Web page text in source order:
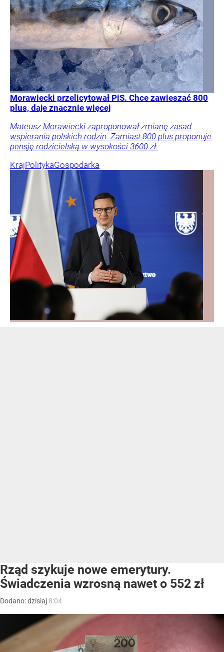
Morawiecki przelicytował PiS. Chce zawieszać 800
plus, daje znacznie więcej
Mateusz Morawiecki zaproponował zmianę zasad
wspierania polskich rodzin. Zamiast 800 plus proponuje
pensję rodzicielską w wysokości 3600 zł.
KrajPolitykaGospodarka
Rząd szykuje nowe emerytury.
Świadczenia wzrosną nawet o 552 zł
Dodano:dzisiaj 8:04